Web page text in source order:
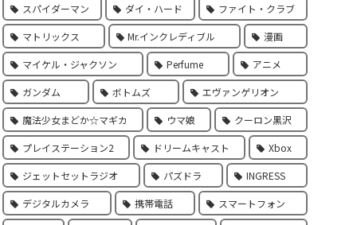
スパイダーマン ダイ・ハード ファイト・クラブ
マトリックス Mr.インクレディブル 漫画
マイケル・ジャクソン Perfume アニメ
ガンダム ボトムズ エヴァンゲリオン
魔法少女まどか☆マギカ ウマ娘 クーロン黒沢
プレイステーション2 ドリームキャスト Xbox
ジェットセットラジオ パズドラ INGRESS
デジタルカメラ 携帯電話 スマートフォン